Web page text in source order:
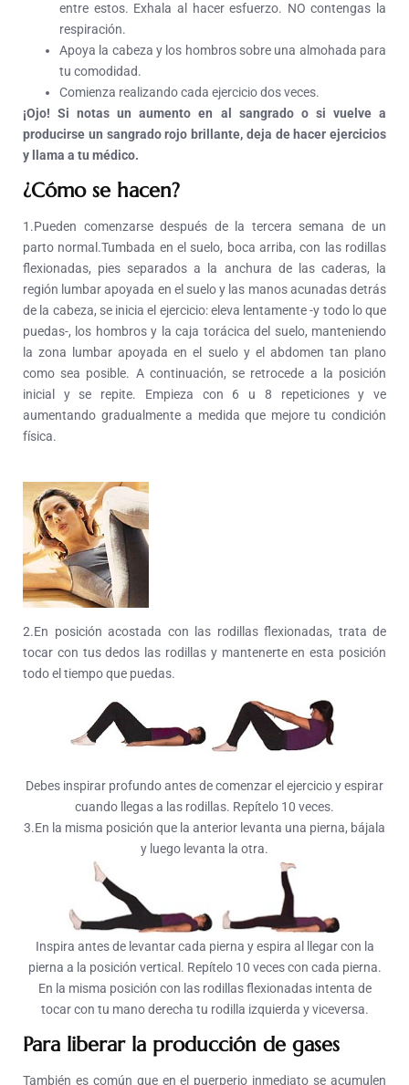
entre estos. Exhala al hacer esfuerzo. NO contengas la
respiración.
Apoya la cabeza y los hombros sobre una almohada para
tu comodidad.
Comienza realizando cada ejercicio dos veces.
¡Ojo!Si notas un aumento en al sangrado o si vuelve a
producirse un sangrado rojo brillante, deja de hacer ejercicios
y llama a tu médico.
¿Cómo se hacen?
1.Pueden comenzarse después de la tercera semana de un
parto normal.Tumbada en el suelo, boca arriba, con las rodillas
flexionadas, pies separados a la anchura de las caderas, la
región lumbar apoyada en el suelo y las manos acunadas detrás
de la cabeza, se inicia el ejercicio: eleva lentamente -y todo lo que
puedas-, los hombros y la caja torácica del suelo, manteniendo
la zona lumbar apoyada en el suelo y el abdomen tan plano
como sea posible. A continuación, se retrocede a la posición
inicial y se repite. Empieza con 6 u 8 repeticiones y ve
aumentando gradualmente a medida que mejore tu condición
física.
2.En posición acostada con las rodillas flexionadas, trata de
tocar con tus dedos las rodillas y mantenerte en esta posición
todo el tiempo que puedas.
Debes inspirar profundo antes de comenzar el ejercicio y espirar
cuando llegas a las rodillas. Repítelo 10 veces.
3.En la misma posición que la anterior levanta una pierna, bájala
y luego levanta la otra.
Inspira antes de levantar cada pierna y espira al llegar con la
pierna a la posición vertical. Repítelo 10 veces con cada pierna.
En la misma posición con las rodillas flexionadas intenta de
tocar con tu mano derecha tu rodilla izquierda y viceversa.
Para liberar la producción de gases
También es común que en el puerperio inmediato se acumulen